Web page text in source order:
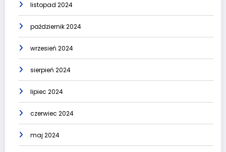
listopad 2024
październik 2024
wrzesień 2024
sierpień 2024
lipiec 2024
czerwiec 2024
maj 2024